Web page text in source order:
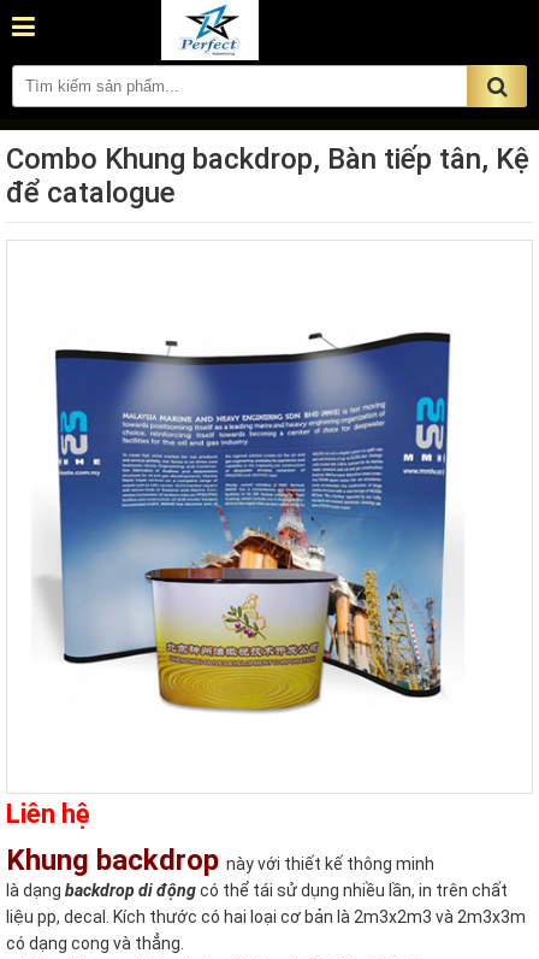
Combo Khung backdrop, Bàn tiếp tân, Kệ
để catalogue
Liên hệ
Khung backdrop này với thiết kế thông minh
là dạng backdrop di độngcó thể tái sử dụng nhiều lần, in trên chất
liệu pp, decal. Kích thước có hai loại cơ bản là 2m3x2m3 và 2m3x3m
có dạng cong và thẳng.
Bạn vui lòng nhập đúng thông tin đặt hàng gồm: Họ
tên, SĐT, Email, Địa chỉ để chúng tôi được phục vụ
bạn tốt nhất !
ĐẶT HÀNG